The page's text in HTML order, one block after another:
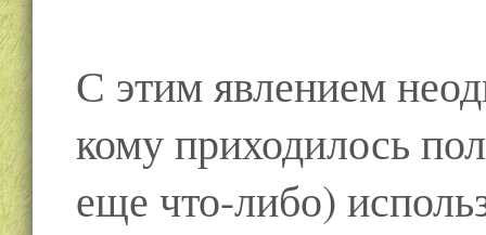
С этим явлением
кому приходилось
еще что-либо)